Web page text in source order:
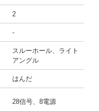
2
-
スルーホール、ライト
アングル
はんだ
28信号、8電源